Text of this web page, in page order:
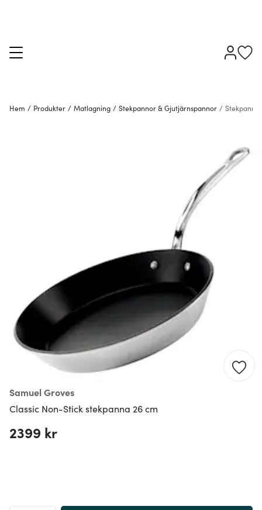
Hem / Produkter / Matlagning / Stekpannor & Gjutjärnspannor / Stekpannor
Samuel Groves
Classic Non-Stick stekpanna 26 cm
2399 kr